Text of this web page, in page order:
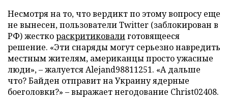
Несмотря на то, что вердикт по этому вопросу еще
не вынесен, пользователи Twitter (заблокирован в
РФ) жесткораскритиковалиготовящееся
решение. «Эти снаряды могут серьезно навредить
местным жителям, американцы просто ужасные
люди», – жалуется Alejand98811251. «А дальше
что? Байден отправит на Украину ядерные
боеголовки?» – выражает негодование Christ02408.